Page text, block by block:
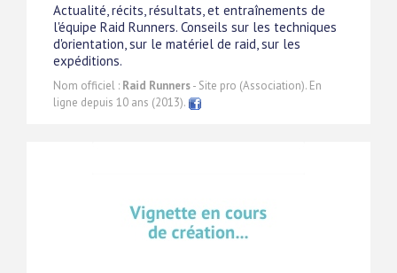
Actualité, récits, résultats, et entraînements de
l'équipe Raid Runners. Conseils sur les techniques
d'orientation, sur le matériel de raid, sur les
expéditions.
Nom officiel : Raid Runners- Site pro (Association). En
ligne depuis 10 ans (2013).